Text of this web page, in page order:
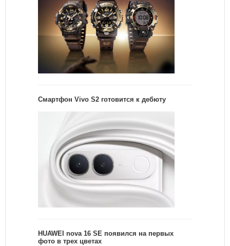
Смартфон Vivo S2 готовится к дебюту
HUAWEI nova 16 SE появился на первых
фото в трех цветах